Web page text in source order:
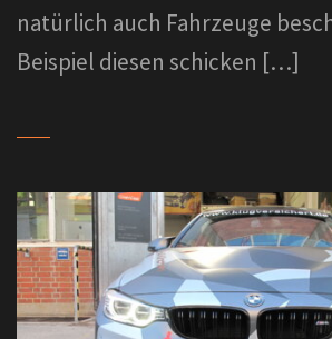
natürlich auch Fahrzeuge
Beispiel diesen schicken […]